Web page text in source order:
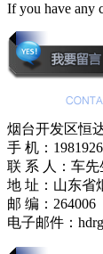
If you have any
烟台开发区恒
手 机：
联 系 人：车先
地 址：山东省
邮 编：264006
电子邮件：